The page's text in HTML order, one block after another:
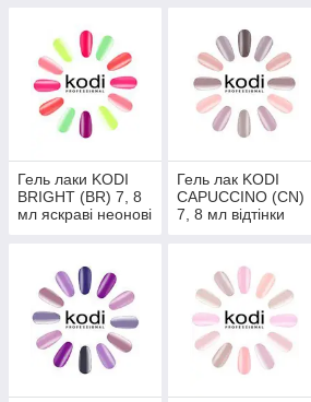
Гель лаки KODI
BRIGHT (BR) 7, 8
мл яскраві неонові
Гель лак KODI
CAPUCCINO (CN)
7, 8 мл відтінки